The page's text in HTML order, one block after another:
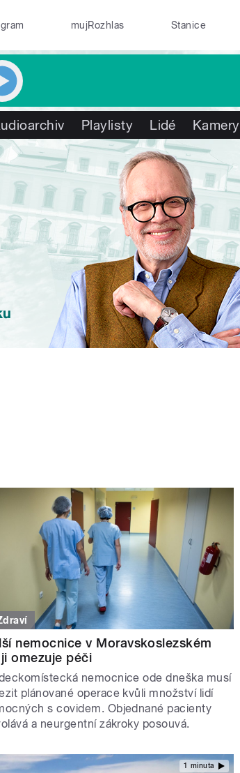
mujRozhlas Stanice
Playlisty Lidé Kamery
nemocnice v Moravskoslezském
omezuje péči
nemocnice ode dneška musí
plánované operace kvůli množství lidí
s covidem. Objednané pacienty
a neurgentní zákroky posouvá.
1 minuta